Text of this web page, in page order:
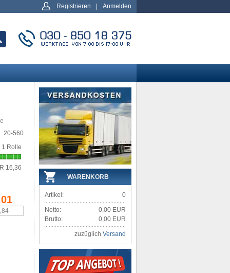
Registrieren Anmelden
20-560
1 Rolle
16,36
WARENKORB
Artikel: 0
Netto:
0,00 EUR
Brutto:
0,00 EUR
zuzüglich Versand